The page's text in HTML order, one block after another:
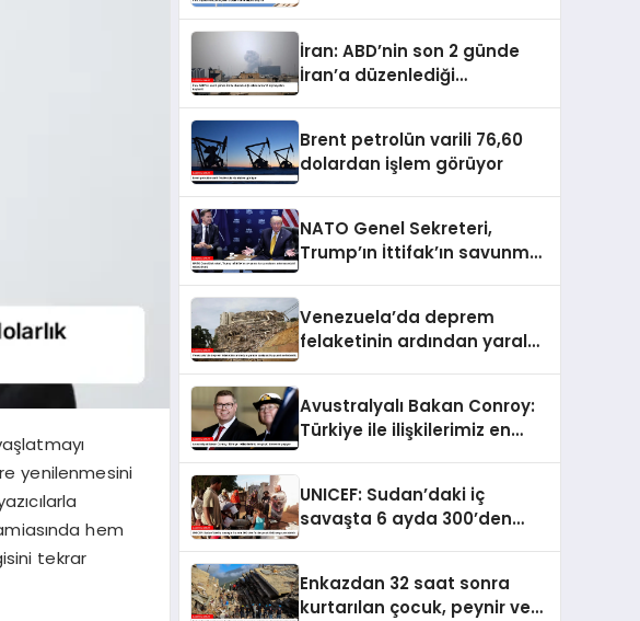
yenilenmesini
hem
tekrar
İran: ABD’nin son 2 günde
İran’a düzenlediği
Brent petrolün varili 76,60
dolardan işlem görüyor
NATO Genel Sekreteri,
Trump’ın İttifak’ın savunma
Venezuela’da deprem
felaketinin ardından yaralar
Avustralyalı Bakan Conroy:
Türkiye ile ilişkilerimiz en
UNICEF: Sudan’daki iç
savaşta 6 ayda 300’den
Enkazdan 32 saat sonra
kurtarılan çocuk, peynir ve